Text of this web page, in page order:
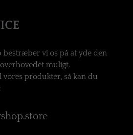
bestræber vi os på at yde den
muligt.
produkter, så kan du